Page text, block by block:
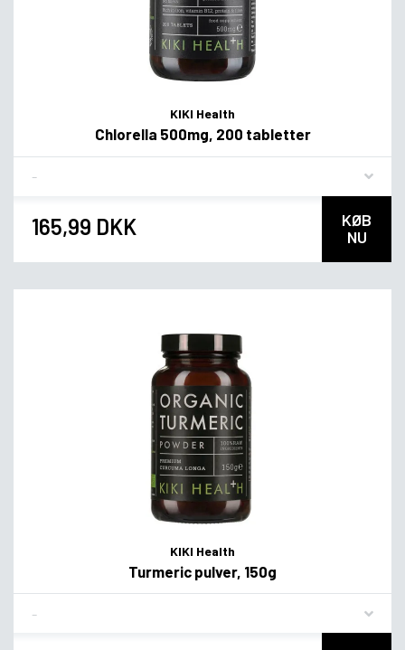
KIKI Health
Chlorella 500mg, 200 tabletter
165,99 DKK
KØB
NU
KIKI Health
Turmeric pulver, 150g